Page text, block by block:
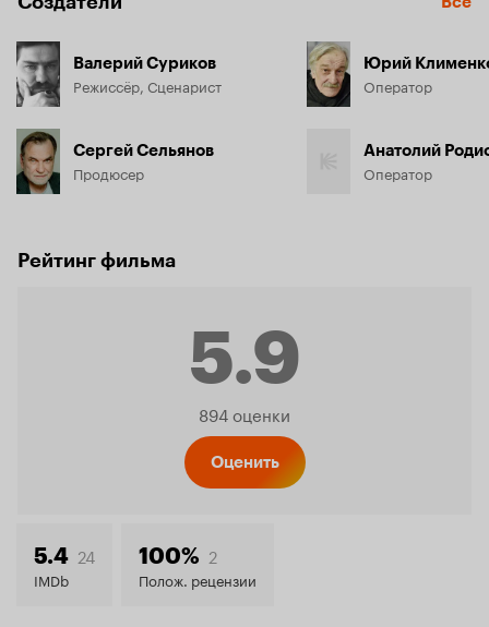
Валерий Суриков
Режиссёр, Сценарист
Сергей Сельянов
Продюсер
Юрий
Оператор
Анатолий
Оператор
Рейтинг фильма
5.9
Рейтинг
5.9
894 оценки
Оценить
5.4 24
IMDb
100% 2
Полож. рецензии